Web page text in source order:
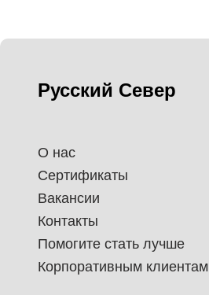
Русский Север
О нас
Сертификаты
Вакансии
Контакты
Помогите стать лучше
Корпоративным клиентам